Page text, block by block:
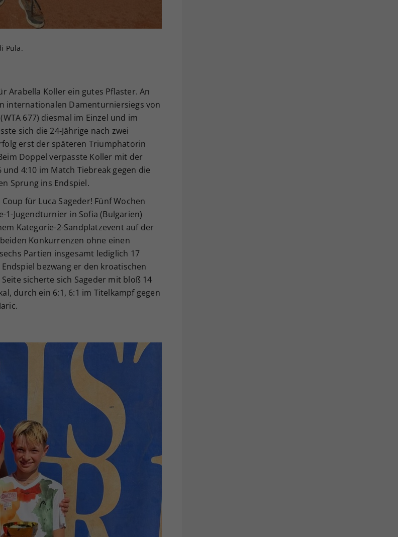
Pula.
Arabella Koller ein gutes Pflaster. An
internationalen Damenturniersiegs von
677) diesmal im Einzel und im
sich die 24-Jährige nach zwei
erst der späteren Triumphatorin
Doppel verpasste Koller mit der
4:10 im Match Tiebreak gegen die
Sprung ins Endspiel.
für Luca Sageder! Fünf Wochen
1-Jugendturnier in Sofia (Bulgarien)
Kategorie-2-Sandplatzevent auf der
Konkurrenzen ohne einen
Partien insgesamt lediglich 17
bezwang er den kroatischen
sicherte sich Sageder mit bloß 14
durch ein 6:1, 6:1 im Titelkampf gegen